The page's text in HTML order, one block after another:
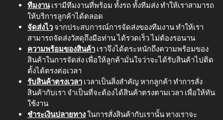
ทีมงานเรามีทีมงานที่พร้อม ทั้งรถ ทั้งทีมส่ง ทำให้เราสามารถ
ให้บริการลูกค้าได้ตลอด
จัดส่งไว จากประสบการณ์การจัดส่งของทีมงาน ทำให้เรา
สามารถจัดส่งวัสดุถึงมือท่าน ได้รวดเร็ว ไม่ต้องรอนาน
ความพร้อมของสินค้า เราจึงได้ตระหนักถึงความพร้อมของ
สินค้าในการจัดส่ง เพื่อให้ลูกค้ามั่นใจว่าจะได้รับสินค้าไปติด
ตั้งได้ตรงต่อเวลา
รับสินค้าตรงเวลา เวลาเป็นสิ่งสำคัญ หากลูกค้า ทำการสั่ง
สินค้ากับเรา จำเป็นที่จะต้องได้สินค้าตรงตามเวลา เพื่อให้ทัน
ใช้งาน
ชำระเงินปลายทางในการสั่งสินค้ากับเรานั้น ทางเราจะ